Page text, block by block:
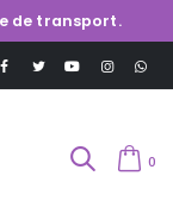
de transport.
0